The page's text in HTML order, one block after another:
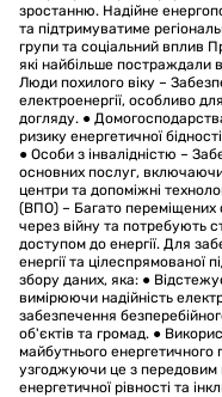
зростанню. Надійне
та підтримуватиме
групи та соціальний вплив
які найбільше постраждали
Люди похилого віку –
електроенергії, особливо
догляду. ●
ризику енергетичної
● Особи з інвалідністю –
основних послуг, включаючи
центри та допоміжні
(ВПО) – Багато переміщених
через війну та потребують
доступом до енергії. Для
енергії та цілеспрямованої
збору даних, яка: ●
вимірюючи надійність
забезпечення
об'єктів та громад. ●
майбутнього енергетичного
узгоджуючи це з
енергетичної рівності та